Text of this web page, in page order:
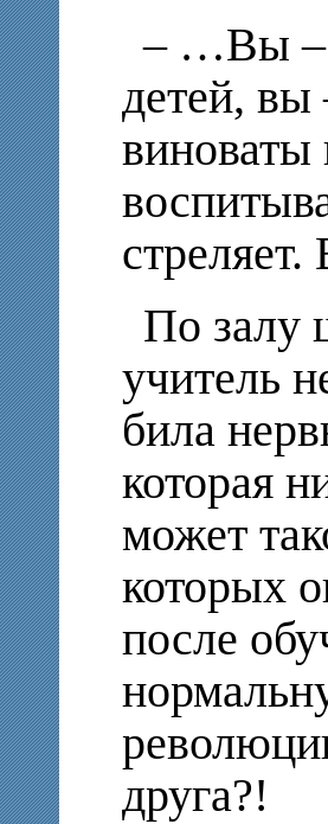
– …Вы –
детей,
виноваты
По залу
учитель
била
которая
может
которых
после
друга?!